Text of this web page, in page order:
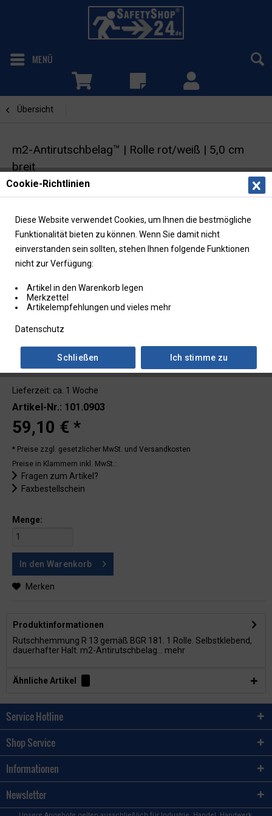
MENÜ
Übersicht
m2-Antirutschbelag™ | Rolle rot/weiß | 5,0 cm
breit
Lieferzeit: ca. 1 Woche
Artikel-Nr.: 101.0903
59,10 € *
* Preise zzgl. gesetzlicher MwSt. und Versandkosten
Preise in Klammern inkl. MwSt.:
Fragen zum Artikel?
Faxbestellschein
Menge:
In den Warenkorb
Merken
Produktinformationen
Rutschhemmung R 13 gemäß BGR 181. 1 Rolle. Selbstklebend,
dauerhafter Halt. m2-Antirutschbelag...
mehr
Ähnliche Artikel
Service Hotline
Shop Service
Informationen
Newsletter
Cookie-Richtlinien
Diese Website verwendet Cookies, um Ihnen die bestmögliche
Funktionalität bieten zu können. Wenn Sie damit nicht
einverstanden sein sollten, stehen Ihnen folgende Funktionen
nicht zur Verfügung:
Artikel in den Warenkorb legen
Merkzettel
Artikelempfehlungen und vieles mehr
Datenschutz
Ich stimme zu
Schließen